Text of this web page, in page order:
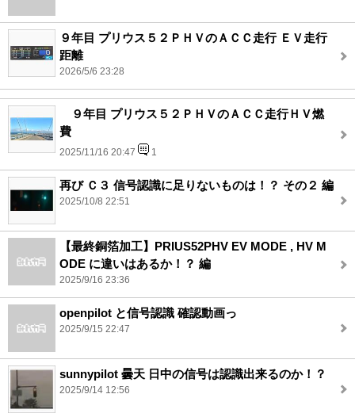
９年目 プリウス５２ＰＨＶのＡＣＣ走行 ＥＶ走行
距離
2026/5/6 23:28
９年目 プリウス５２ＰＨＶのＡＣＣ走行ＨＶ燃
費
2025/11/16 20:47 1
再び Ｃ３ 信号認識に足りないものは！？ その２ 編
2025/10/8 22:51
【最終銅箔加工】PRIUS52PHV EV MODE , HV M
ODE に違いはあるか！？ 編
2025/9/16 23:36
openpilot と信号認識 確認動画っ
2025/9/15 22:47
sunnypilot 曇天 日中の信号は認識出来るのか！？
2025/9/14 12:56